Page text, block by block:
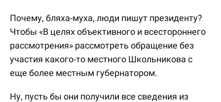
Почему, бляха-муха, люди пишут президенту?
Чтобы «В целях объективного и всестороннего
рассмотрения» рассмотреть обращение без
участия какого-то местного Школьникова с
еще более местным губернатором.
Ну, пусть бы они получили все сведения из